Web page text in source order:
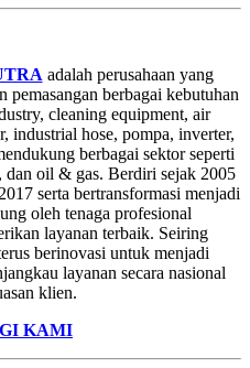
adalah perusahaan yang
pemasangan berbagai kebutuhan
cleaning equipment, air
industrial hose, pompa, inverter,
berbagai sektor seperti
dan oil & gas. Berdiri sejak 2005
serta bertransformasi menjadi
oleh tenaga profesional
layanan terbaik. Seiring
berinovasi untuk menjadi
layanan secara nasional
klien.
KAMI